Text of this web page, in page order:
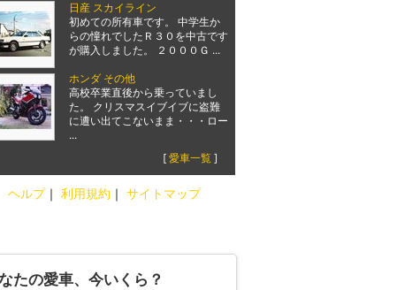
日産 スカイライン
初めての所有車です。 中学生か
らの憧れでしたＲ３０を中古です
が購入しました。 ２０００Ｇ ...
ホンダ その他
高校卒業直後から乗っていまし
た。 クリスマスイブイブに盗難
に遭い出てこないまま・・・ロー
...
[ 愛車一覧 ]
ヘルプ｜ 利用規約 ｜ サイトマップ
たの愛車、今いくら？